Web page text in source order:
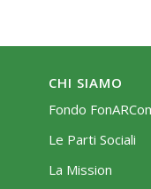
CHI SIAMO
Fondo
Le Parti Sociali
La Mission